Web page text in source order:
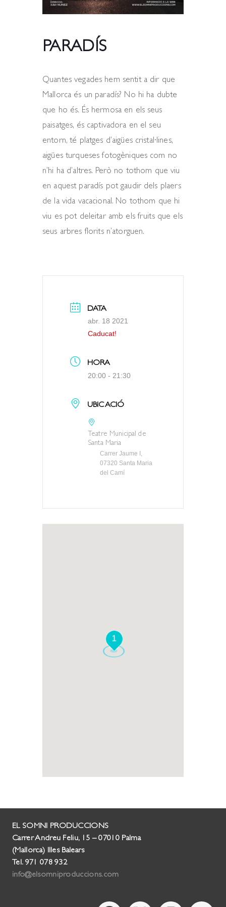
PARADÍS
Quantes vegades hem sentit a dir que
Mallorca és un paradís? No hi ha dubte
que ho és. És hermosa en els seus
paisatges, és captivadora en el seu
entorn, té platges d’aigües cristal·lines,
aigües turqueses fotogèniques com no
n’hi ha d’altres. Però no tothom que viu
en aquest paradís pot gaudir dels plaers
de la vida vacacional. No tothom que hi
viu es pot deleitar amb els fruits que els
seus arbres florits n’atorguen.
DATA
abr. 18 2021
Caducat!
HORA
20:00 - 21:30
UBICACIÓ
Teatre Municipal de
Santa Maria
Carrer Jaume I,
07320 Santa Maria
del Camí
1
EL SOMNI PRODUCCIONS
Carrer Andreu Feliu, 15 – 07010 Palma
(Mallorca) Illes Balears
Tel. 971 078 932
info@elsomniproduccions.com